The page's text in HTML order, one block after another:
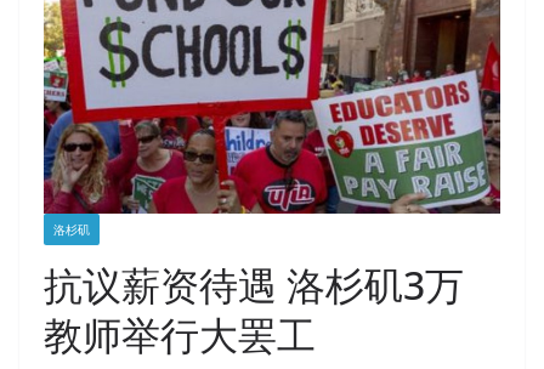
洛杉矶
抗议薪资待遇 洛杉矶3万
教师举行大罢工